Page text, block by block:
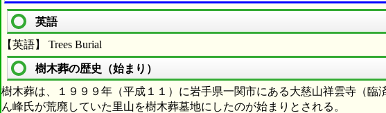
英語
【英語】 Trees Burial
樹木葬の歴史（始まり）
樹木葬は、１９９９年（平成１１）に岩手県一関市にある大慈山祥雲寺（臨
ん峰氏が荒廃していた里山を樹木葬墓地にしたのが始まりとされる。